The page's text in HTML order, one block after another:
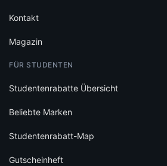
Kontakt
Magazin
FÜR STUDENTEN
Studentenrabatte Übersicht
Beliebte Marken
Studentenrabatt-Map
Gutscheinheft